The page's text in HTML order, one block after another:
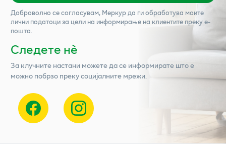
Доброволно се согласувам, Меркурда ги обработува моите
лични податоци за цели на информирање на клиентите преку е-
пошта.
Следете нѐ
За клучните настани можете да се информирате што е
можно побрзо преку социјалните мрежи.